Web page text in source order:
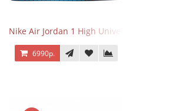
Nike Air Jordan 1 High University Blue
6990р.